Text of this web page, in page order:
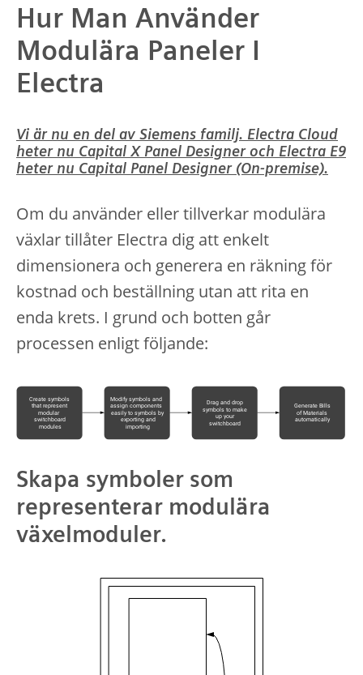
Hur Man Använder
Modulära Paneler I
Electra
Vi är nu en del av Siemens familj. Electra Cloud
heter nu Capital X Panel Designer och Electra E9
heter nu Capital Panel Designer (On-premise).
Om du använder eller tillverkar modulära
växlar tillåter Electra dig att enkelt
dimensionera och generera en räkning för
kostnad och beställning utan att rita en
enda krets. I grund och botten går
processen enligt följande:
Skapa symboler som
representerar modulära
växelmoduler.